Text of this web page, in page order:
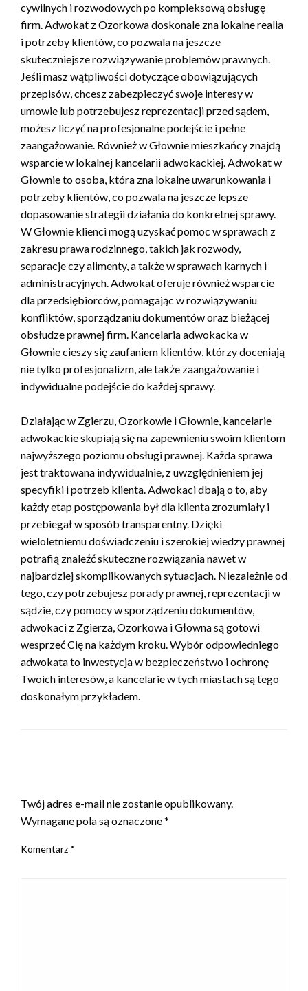
cywilnych i rozwodowych po kompleksową obsługę
firm. Adwokat z Ozorkowa doskonale zna lokalne realia
i potrzeby klientów, co pozwala na jeszcze
skuteczniejsze rozwiązywanie problemów prawnych.
Jeśli masz wątpliwości dotyczące obowiązujących
przepisów, chcesz zabezpieczyć swoje interesy w
umowie lub potrzebujesz reprezentacji przed sądem,
możesz liczyć na profesjonalne podejście i pełne
zaangażowanie. Również w Głownie mieszkańcy znajdą
wsparcie w lokalnej kancelarii adwokackiej. Adwokat w
Głownie to osoba, która zna lokalne uwarunkowania i
potrzeby klientów, co pozwala na jeszcze lepsze
dopasowanie strategii działania do konkretnej sprawy.
W Głownie klienci mogą uzyskać pomoc w sprawach z
zakresu prawa rodzinnego, takich jak rozwody,
separacje czy alimenty, a także w sprawach karnych i
administracyjnych. Adwokat oferuje również wsparcie
dla przedsiębiorców, pomagając w rozwiązywaniu
konfliktów, sporządzaniu dokumentów oraz bieżącej
obsłudze prawnej firm. Kancelaria adwokacka w
Głownie cieszy się zaufaniem klientów, którzy doceniają
nie tylko profesjonalizm, ale także zaangażowanie i
indywidualne podejście do każdej sprawy.
Działając w Zgierzu, Ozorkowie i Głownie, kancelarie
adwokackie skupiają się na zapewnieniu swoim klientom
najwyższego poziomu obsługi prawnej. Każda sprawa
jest traktowana indywidualnie, z uwzględnieniem jej
specyfiki i potrzeb klienta. Adwokaci dbają o to, aby
każdy etap postępowania był dla klienta zrozumiały i
przebiegał w sposób transparentny. Dzięki
wieloletniemu doświadczeniu i szerokiej wiedzy prawnej
potrafią znaleźć skuteczne rozwiązania nawet w
najbardziej skomplikowanych sytuacjach. Niezależnie od
tego, czy potrzebujesz porady prawnej, reprezentacji w
sądzie, czy pomocy w sporządzeniu dokumentów,
adwokaci z Zgierza, Ozorkowa i Głowna są gotowi
wesprzeć Cię na każdym kroku. Wybór odpowiedniego
adwokata to inwestycja w bezpieczeństwo i ochronę
Twoich interesów, a kancelarie w tych miastach są tego
doskonałym przykładem.
Twój adres e-mail nie zostanie opublikowany.
Wymagane pola są oznaczone*
Komentarz *